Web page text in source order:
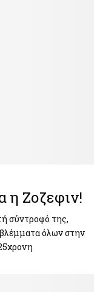
η Ζοζεφιν!
σύντροφό της,
όλων στην